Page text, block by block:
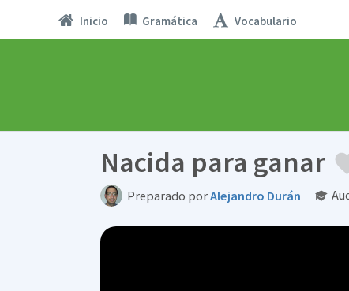
Inicio Gramática Vocabulario
Nacida para ganar
Preparado porAlejandro Durán